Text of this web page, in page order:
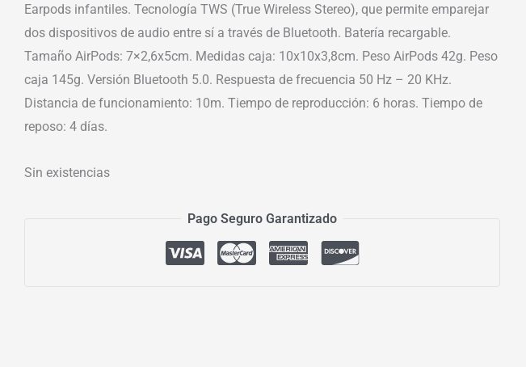
Earpods infantiles. Tecnología TWS (True Wireless Stereo), que permite emparejar
dos dispositivos de audio entre sí a través de Bluetooth. Batería recargable.
Tamaño AirPods: 7×2,6x5cm. Medidas caja: 10x10x3,8cm. Peso AirPods 42g. Peso
caja 145g. Versión Bluetooth 5.0. Respuesta de frecuencia 50 Hz – 20 KHz.
Distancia de funcionamiento: 10m. Tiempo de reproducción: 6 horas. Tiempo de
reposo: 4 días.
Sin existencias
Pago Seguro Garantizado